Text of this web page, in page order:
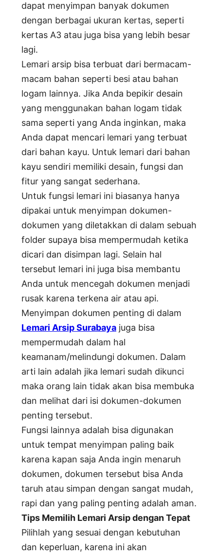
dapat menyimpan banyak dokumen
dengan berbagai ukuran kertas, seperti
kertas A3 atau juga bisa yang lebih besar
lagi.
Lemari arsip bisa terbuat dari bermacam-
macam bahan seperti besi atau bahan
logam lainnya. Jika Anda bepikir desain
yang menggunakan bahan logam tidak
sama seperti yang Anda inginkan, maka
Anda dapat mencari lemari yang terbuat
dari bahan kayu. Untuk lemari dari bahan
kayu sendiri memiliki desain, fungsi dan
fitur yang sangat sederhana.
Untuk fungsi lemari ini biasanya hanya
dipakai untuk menyimpan dokumen-
dokumen yang diletakkan di dalam sebuah
folder supaya bisa mempermudah ketika
dicari dan disimpan lagi. Selain hal
tersebut lemari ini juga bisa membantu
Anda untuk mencegah dokumen menjadi
rusak karena terkena air atau api.
Menyimpan dokumen penting di dalam
Lemari Arsip Surabaya juga bisa
mempermudah dalam hal
keamanam/melindungi dokumen. Dalam
arti lain adalah jika lemari sudah dikunci
maka orang lain tidak akan bisa membuka
dan melihat dari isi dokumen-dokumen
penting tersebut.
Fungsi lainnya adalah bisa digunakan
untuk tempat menyimpan paling baik
karena kapan saja Anda ingin menaruh
dokumen, dokumen tersebut bisa Anda
taruh atau simpan dengan sangat mudah,
rapi dan yang paling penting adalah aman.
Tips Memilih Lemari Arsip dengan Tepat
Pilihlah yang sesuai dengan kebutuhan
dan keperluan, karena ini akan